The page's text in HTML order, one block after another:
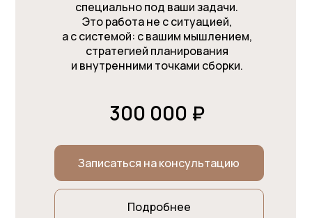
300 000 ₽
специально под ваши задачи.
Это работа не с ситуацией,
а с системой: с вашим мышлением,
стратегией планирования
и внутренними точками сборки.
Записаться на консультацию
Подробнее